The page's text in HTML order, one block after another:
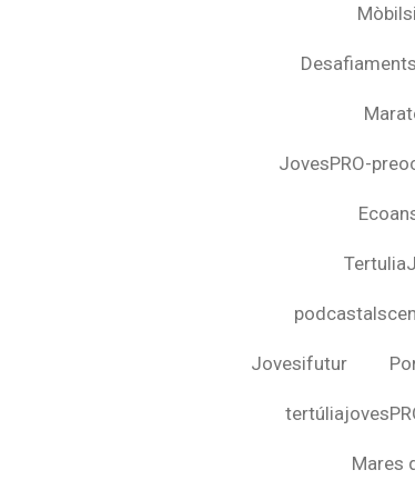
JovesPRO-
Jovesifutur
Mares